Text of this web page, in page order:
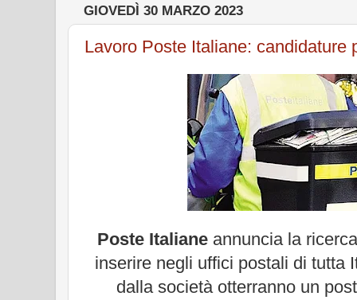
GIOVEDÌ 30 MARZO 2023
Lavoro Poste Italiane: candidature
Poste Italiane annuncia la
inserire negli uffici postali di tutta
dalla società otterranno un